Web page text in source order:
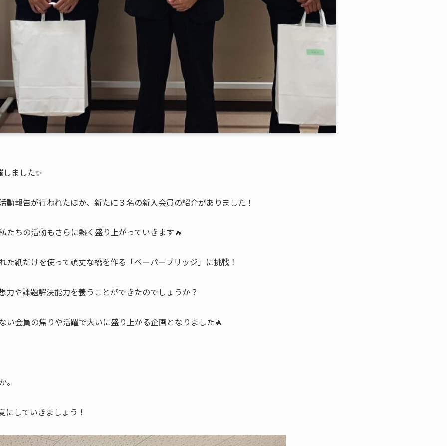
ました✨
動報告が行われたほか、新たに３名の新入会員の紹介がありました！
たちの活動もさらに熱く盛り上がっていきます🔥
た紙だけを使って頑丈な橋を作る「ペーパーブリッジ」に挑戦！
力や課題解決能力を養うことができたのでしょうか？
い会員の焦りや活躍で大いに盛り上がる企画となりました🔥
。
にしていきましょう！